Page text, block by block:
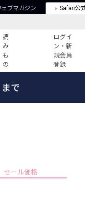
ブマガジン Safari公
読
み
も
の
ログイ
ン・新
規会員
登録
イバシーポリシー
セール価格